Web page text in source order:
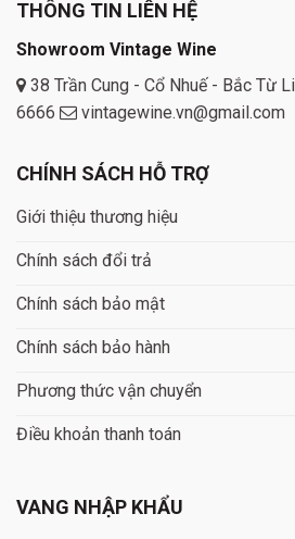
THÔNG TIN LIÊN HỆ
Showroom Vintage Wine
38 Trần Cung - Cổ Nhuế - Bắc Từ
6666
vintagewine.vn@gmail.com
CHÍNH SÁCH HỖ TRỢ
Giới thiệu thương hiệu
Chính sách đổi trả
Chính sách bảo mật
Chính sách bảo hành
Phương thức vận chuyển
Điều khoản thanh toán
VANG NHẬP KHẨU